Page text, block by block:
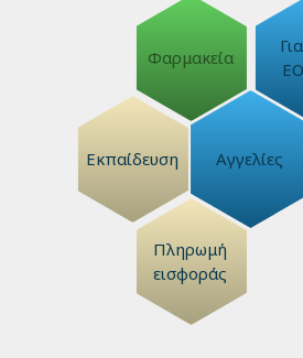
Φαρμακεία
Εκπαίδευση Αγγελίες
Πληρωμή
εισφοράς